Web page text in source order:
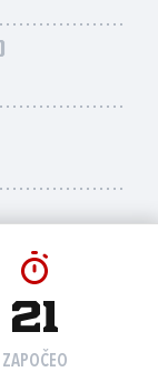
21
ZAPOČEO